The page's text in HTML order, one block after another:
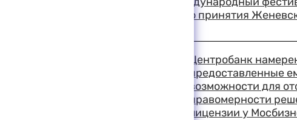
посвященный 50-летию принятия
Центробанк
предоставленные
возможности для
правомерности
лицензии у